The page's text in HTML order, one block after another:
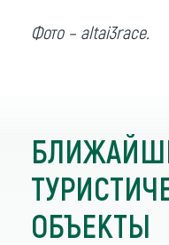
Фото – altai3race.
ОБЪЕКТЫ